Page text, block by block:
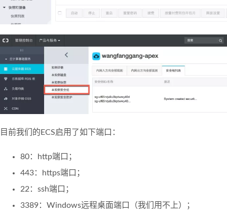
目前我们的ECS启用了如下端口：
80：http端口；
443：https端口；
22：ssh端口；
3389：Windows远程桌面端口（我们用不上）；